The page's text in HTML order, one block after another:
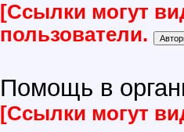
[Ссылки могут
пользователи.
Помощь в
[Ссылки могут